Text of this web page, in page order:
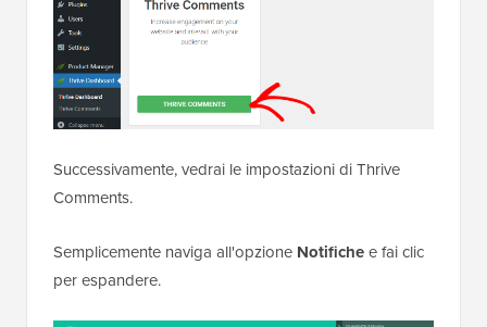
Successivamente, vedrai le impostazioni di Thrive
Comments.
Semplicemente naviga all'opzione Notifichee fai clic
per espandere.